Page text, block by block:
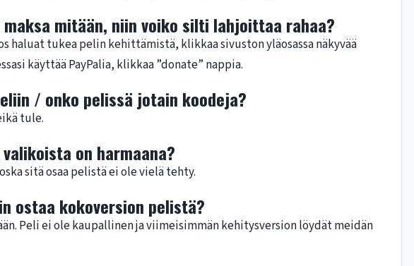
maksa mitään, niin voiko silti lahjoittaa rahaa?
haluat tukea pelin kehittämistä, klikkaa sivuston yläosassa näkyvää
käyttää PayPalia, klikkaa ”donate” nappia.
/ onko pelissä jotain koodeja?
tule.
on harmaana?
sitä osaa pelistä ei ole vielä tehty.
ostaa kokoversion pelistä?
Peli ei ole kaupallinen ja viimeisimmän kehitysversion löydät meidän